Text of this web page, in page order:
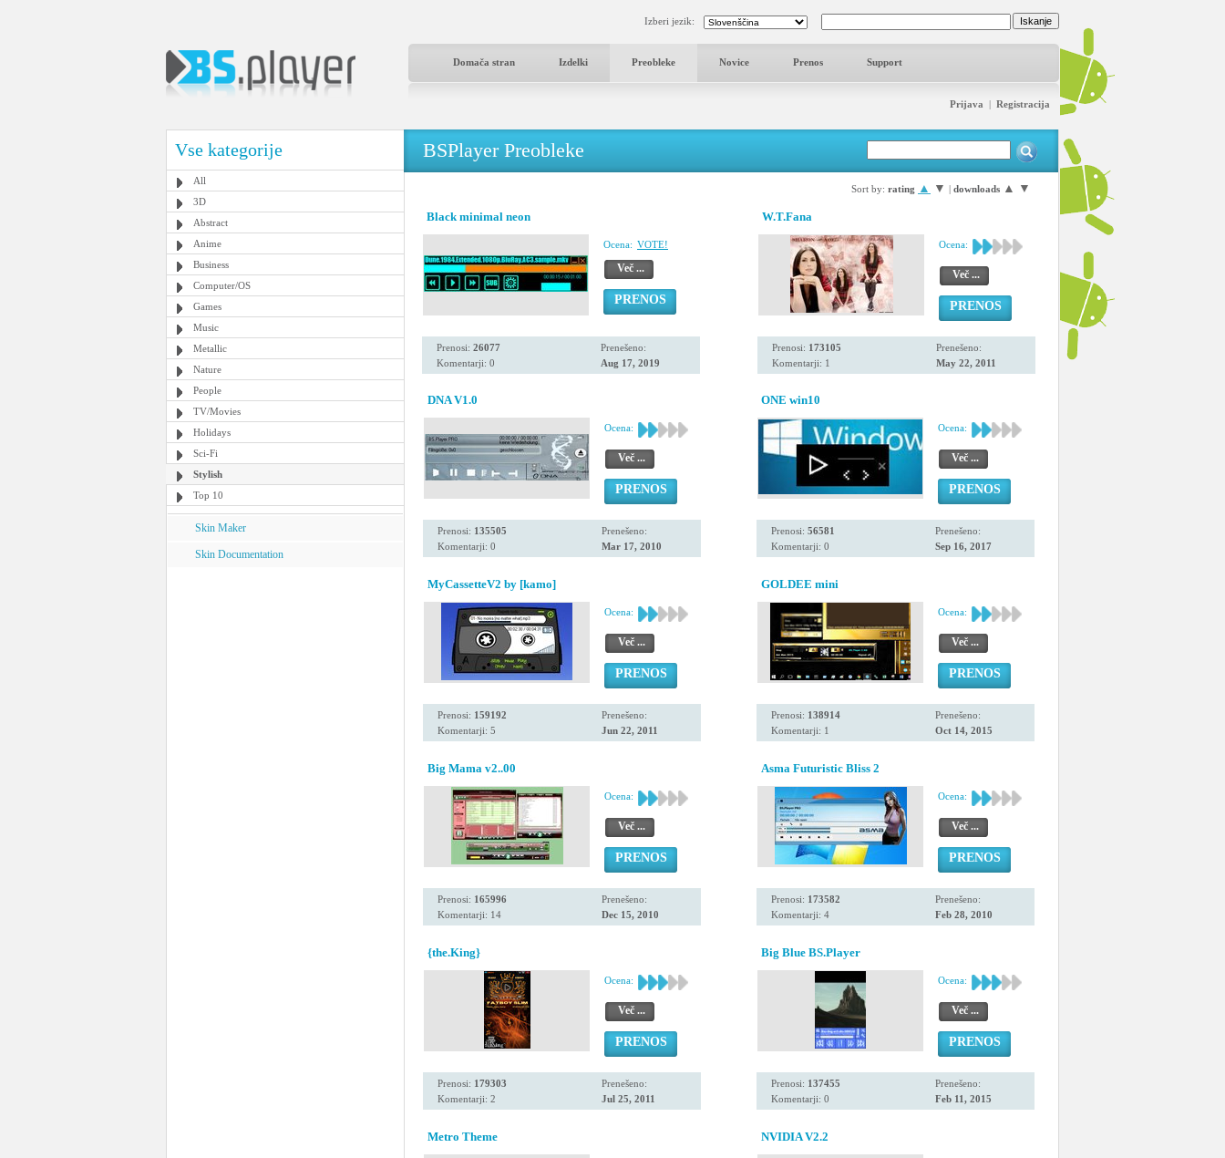
Izberi jezik:
Domača stran Izdelki Preobleke Novice Prenos Support
Prijava | Registracija
Vse kategorije
All
3D
Abstract
Anime
Business
Computer/OS
Games
Music
Metallic
Nature
People
TV/Movies
Holidays
Sci-Fi
Stylish
Top 10
Skin Maker
Skin Documentation
BSPlayer Preobleke
Sort by: rating ▲ ▼ | downloads ▲ ▼
Black minimal neon
Ocena: VOTE!
Več ...
PRENOS
Prenosi: 26077
Komentarji: 0
Prenešeno:
Aug 17, 2019
W.T.Fana
Ocena:
Več ...
PRENOS
Prenosi: 173105
Komentarji: 1
Prenešeno:
May 22, 2011
DNA V1.0
Ocena:
Več ...
PRENOS
Prenosi: 135505
Komentarji: 0
Prenešeno:
Mar 17, 2010
ONE win10
Ocena:
Več ...
PRENOS
Prenosi: 56581
Komentarji: 0
Prenešeno:
Sep 16, 2017
MyCassetteV2 by [kamo]
Ocena:
Več ...
PRENOS
Prenosi: 159192
Komentarji: 5
Prenešeno:
Jun 22, 2011
GOLDEE mini
Ocena:
Več ...
PRENOS
Prenosi: 138914
Komentarji: 1
Prenešeno:
Oct 14, 2015
Big Mama v2..00
Ocena:
Več ...
PRENOS
Prenosi: 165996
Komentarji: 14
Prenešeno:
Dec 15, 2010
Asma Futuristic Bliss 2
Ocena:
Več ...
PRENOS
Prenosi: 173582
Komentarji: 4
Prenešeno:
Feb 28, 2010
{the.King}
Ocena:
Več ...
PRENOS
Prenosi: 179303
Komentarji: 2
Prenešeno:
Jul 25, 2011
Big Blue BS.Player
Ocena:
Več ...
PRENOS
Prenosi: 137455
Komentarji: 0
Prenešeno:
Feb 11, 2015
Metro Theme NVIDIA V2.2